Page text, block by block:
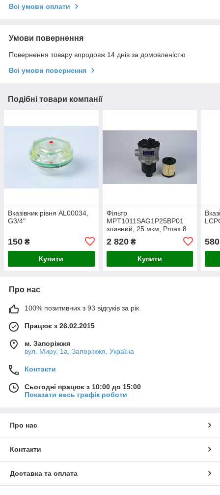
Всі умови оплати
Умови повернення
Повернення товару впродовж 14 днів за домовленістю
Всі умови повернення
Подібні товари компанії
Вказівник рівня AL00034,
G3/4"
150 ₴
Купити
Фільтр
MPT1011SAG1P25BP01
зливний, 25 мкм, Pmax 8
Бар, Qmax 96 л/хв, G3/4"
2 820₴
Купити
580
Про нас
100% позитивних з 93 відгуків за рік
Працює з 26.02.2015
м. Запоріжжя
вул. Миру, 1а, Запоріжжя, Україна
Контакти
Сьогодні працює з 10:00 до 15:00
Показати весь графік роботи
Про нас
Контакти
Доставка та оплата